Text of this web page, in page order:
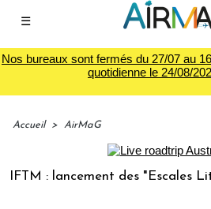
☰
Nos bureaux sont fermés du 27/07 au
quotidienne le 24/08/
Accueil > AirMaG
: lancement des "Escales